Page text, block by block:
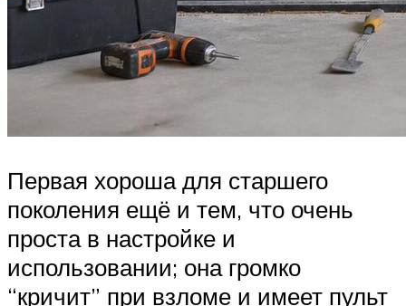
Первая хороша для старшего
поколения ещё и тем, что очень
проста в настройке и
использовании; она громко
“кричит” при взломе и имеет пульт